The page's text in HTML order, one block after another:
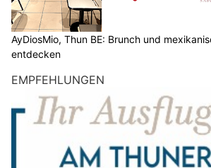
AyDiosMio, Thun BE: Brunch und
entdecken
EMPFEHLUNGEN